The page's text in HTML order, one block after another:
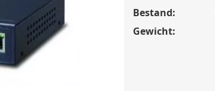
Bestand:
Gewicht: